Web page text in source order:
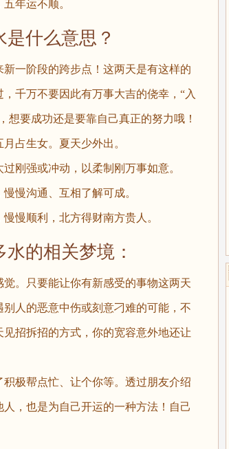
年运不顺。
什么意思？
一阶段的跨步点！这两天是有这样的
千万不要因此有万事大吉的侥幸，“入
想要成功还是要靠自己真正的努力哦！
占生女。夏天少外出。
强或冲动，以柔制刚万事如意。
慢沟通、互相了解可成。
顺利，北方得财南方贵人。
的相关梦境：
。只要能让你有新感受的事物这两天
人的恶意中伤或刻意刁难的可能，不
招拆招的方式，你的宽容意外地还让
极帮点忙、让个你等。透过朋友介绍
，也是为自己开运的一种方法！自己